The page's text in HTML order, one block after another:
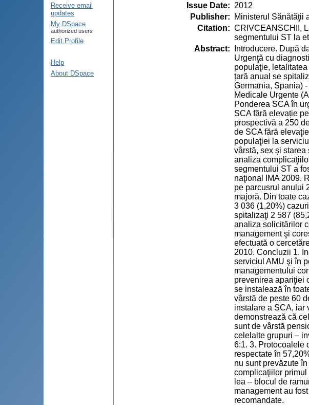
Receive email
updates
My DSpace
authorized users
Edit Profile
Help
About DSpace
Issue Date: 2012
Publisher:
Ministerul Sănătăţii
Citation: CRIVCEANSCHII,
segmentului ST la
Abstract:
Introducere. După
Urgenţă cu
populaţie,
țară anual se
Germania, Spania)
Medicale Urgente
Ponderea SCA în
SCA fără elevație
prospectivă a 250
de SCA fără
populaţiei la
vârstă, sex şi
analiza
segmentului ST a
naţional IMA 2009.
pe parcusrul anului
majoră. Din toate
3 036 (1,20%)
spitalizaţi 2 587
analiza solicitărilor
management şi
efectuată o
2010. Concluzii 1.
serviciul AMU şi în
managementului
prevenirea apariţiei
se instalează în
vârstă de peste 60
instalare a SCA, iar
demonstrează că
sunt de vârstă
celelalte grupuri –
6:1. 3. Protocoalele
respectate în
nu sunt prevăzute
complicaţiilor
lea – blocul de
management au
recomandate.